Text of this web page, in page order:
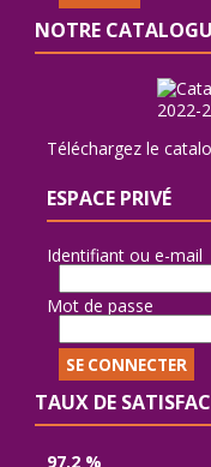
NOTRE
Téléchargez le
ESPACE PRIVÉ
Identifiant ou e-mail
Mot de passe
TAUX DE
97,2 %